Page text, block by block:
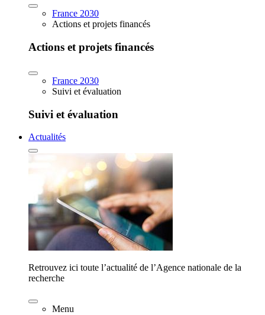
France 2030
Actions et projets financés
Actions et projets financés
France 2030
Suivi et évaluation
Suivi et évaluation
Actualités
Retrouvez ici toute l’actualité de l’Agence nationale de la
recherche
Menu